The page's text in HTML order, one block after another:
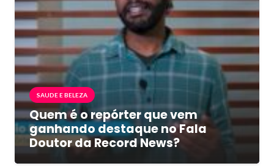
SAUDE E BELEZA
Quem é o repórter que vem
ganhando destaque no Fala
Doutor da Record News?